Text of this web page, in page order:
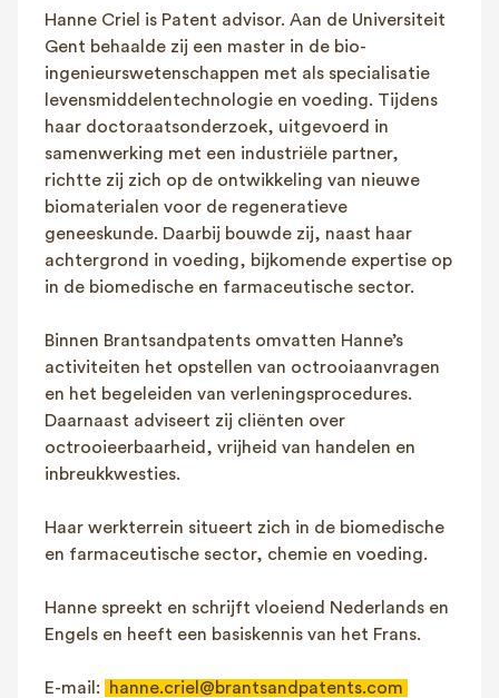
Contact
FR
Client login
Hanne Criel is Patent advisor. Aan de Universiteit
Gent behaalde zij een master in de bio-
ingenieurswetenschappen met als specialisatie
levensmiddelentechnologie en voeding. Tijdens
haar doctoraatsonderzoek, uitgevoerd in
samenwerking met een industriële partner,
richtte zij zich op de ontwikkeling van nieuwe
biomaterialen voor de regeneratieve
geneeskunde. Daarbij bouwde zij, naast haar
achtergrond in voeding, bijkomende expertise op
in de biomedische en farmaceutische sector.
Binnen Brantsandpatents omvatten Hanne’s
activiteiten het opstellen van octrooiaanvragen
en het begeleiden van verleningsprocedures.
Daarnaast adviseert zij cliënten over
octrooieerbaarheid, vrijheid van handelen en
inbreukkwesties.
Haar werkterrein situeert zich in de biomedische
en farmaceutische sector, chemie en voeding.
Hanne spreekt en schrijft vloeiend Nederlands en
Engels en heeft een basiskennis van het Frans.
E-mail: hanne.criel@brantsandpatents.com